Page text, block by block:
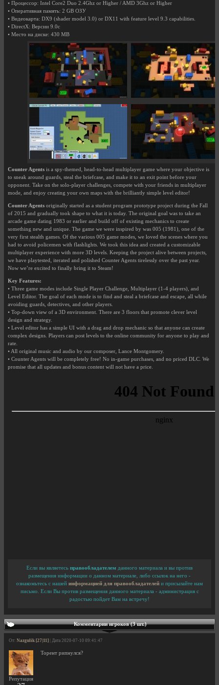
• Процессор: Intel Core2 Duo 2.4Ghz or Higher / AMD 3Ghz or Higher
• Оперативная память: 2 GB ОЗУ
• Видеокарта: DX9 (shader model 3.0) or DX11 with feature level 9.3 capabilities.
• DirectX: Версии 9.0c
• Место на диске: 430 MB
Counter Agents is a spy-themed, head-to-head multiplayer game where your objective is
to sneak around guards, steal the briefcase, and make it to an exit point before your
opponent. Take on the solo-player challenges, compete with your friends in multiplayer
mode, and enjoy creating your own maps with the brilliantly simple level editor!
Counter Agents originally started as a student program prototype project during the Fall
of 2015 and gradually took shape to what it is today. The original goal was to take an
arcade game dating 1983 or earlier and build off of existing mechanics to create
something new and unique. The game we were inspired by was 005 (1981), one of the
very first stealth games. Of the various 005 game modes, we loved the scenes where you
had to avoid policemen with flashlights. We took this idea and created a customizable
multiplayer experience with more 3D levels. Keeping the project alive between projects,
we have playtested, iterated and polished Counter Agents tirelessly over the past year.
Now we’re excited to finally bring it to Steam!
Key Features:
• Three game modes include Single Player Challenge, Multiplayer (1-4 players), and
Level Editor. The goal of each mode is to find and steal a briefcase and escape, all while
avoiding guards, detectives, and other players.
• Top-down view of a 3D environment. There are 3 floors that promote clever level
design and strategy.
• Level editor has a simple UI with a drag and drop mechanic so that anyone can create
complex designs. Players can post levels to the online community for anyone to play and
rate.
• All original music and audio by our composer, Lance Montgomery.
• Counter Agents will be completely free! No in-game purchases, and no priced DLC. We
promise that all updates and bonus content will not have a price.
Если вы являетесь правообладателем данного материала и вы против
размещения информации о данном материале, либо ссылок на него -
ознакомьтесь с нашей информацией для правообладателей и присылайте нам
письмо. Если Вы против размещения данного материала - администрация с
радостью пойдет Вам на встречу!
Комментарии игроков (3 шт.)
От: Nazgulik [27|11] | Дата 2020-07-10 09:41:47
Репутация
Торент рипнулся?